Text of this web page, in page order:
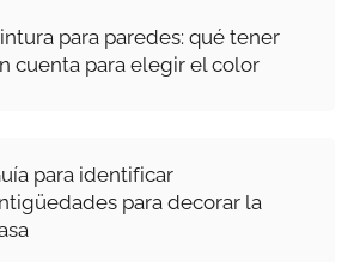
para paredes: qué tener
cuenta para elegir el color
para identificar
para decorar la